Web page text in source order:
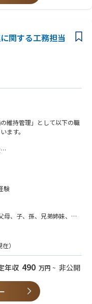
関する工務担当
維持管理」として以下の職
ます。
整備手配、検収
イン作成への関与
共有
要に応えるため、我が国そ
極的に取り組んでいます。
蔵、地熱開発いずれの事業
」は不可欠な要素であり、
手配といった様々な局面で
験
、子、孫、兄弟姉妹、配
のプラントでの工事・保全
、第一種冷凍機械)
）
年収 490 万円 ~ 非公開